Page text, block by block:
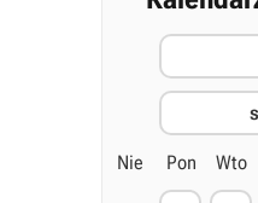
Nie Pon Wto